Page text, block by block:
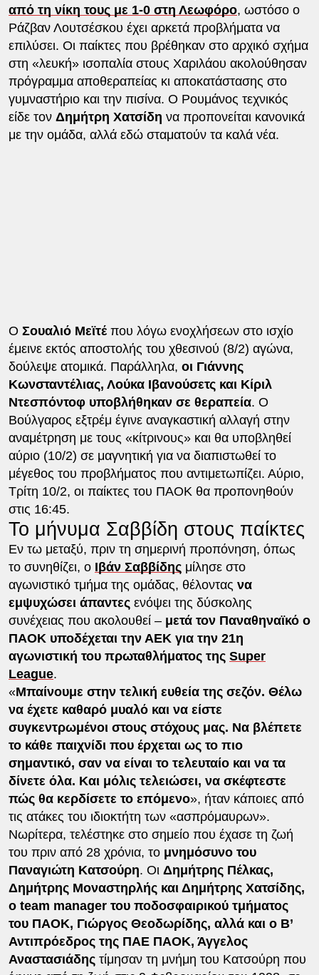
από τη νίκη τους με 1-0 στη Λεωφόρο, ωστόσο ο
Ράζβαν Λουτσέσκου έχει αρκετά προβλήματα να
επιλύσει. Οι παίκτες που βρέθηκαν στο αρχικό σχήμα
στη «λευκή» ισοπαλία στους Χαριλάου ακολούθησαν
πρόγραμμα αποθεραπείας κι αποκατάστασης στο
γυμναστήριο και την πισίνα. Ο Ρουμάνος τεχνικός
είδε τον Δημήτρη Χατσίδη να προπονείται κανονικά
με την ομάδα, αλλά εδώ σταματούν τα καλά νέα.
Ο Σουαλιό Μεϊτέπου λόγω ενοχλήσεων στο ισχίο
έμεινε εκτός αποστολής του χθεσινού (8/2) αγώνα,
δούλεψε ατομικά. Παράλληλα, οι Γιάννης
Κωνσταντέλιας, Λούκα Ιβανούσετς και Κίριλ
Ντεσπόντοφ υποβλήθηκαν σε θεραπεία. O
Βούλγαρος εξτρέμ έγινε αναγκαστική αλλαγή στην
αναμέτρηση με τους «κίτρινους» και θα υποβληθεί
αύριο (10/2) σε μαγνητική για να διαπιστωθεί το
μέγεθος του προβλήματος που αντιμετωπίζει. Αύριο,
Τρίτη 10/2, οι παίκτες του ΠΑΟΚ θα προπονηθούν
στις 16:45.
Το μήνυμα Σαββίδη στους παίκτες
Εν τω μεταξύ, πριν τη σημερινή προπόνηση, όπως
το συνηθίζει, ο Ιβάν Σαββίδηςμίλησε στο
αγωνιστικό τμήμα της ομάδας, θέλοντας να
εμψυχώσει άπαντεςενόψει της δύσκολης
συνέχειας που ακολουθεί – μετά τον Παναθηναϊκό ο
ΠΑΟΚ υποδέχεται την ΑΕΚ για την 21η
αγωνιστική του πρωταθλήματος της Super
League.
«Μπαίνουμε στην τελική ευθεία της σεζόν. Θέλω
να έχετε καθαρό μυαλό και να είστε
συγκεντρωμένοι στους στόχους μας. Να βλέπετε
το κάθε παιχνίδι που έρχεται ως το πιο
σημαντικό, σαν να είναι το τελευταίο και να τα
δίνετε όλα. Και μόλις τελειώσει, να σκέφτεστε
πώς θα κερδίσετε το επόμενο», ήταν κάποιες από
τις ατάκες του ιδιοκτήτη των «ασπρόμαυρων».
Νωρίτερα, τελέστηκε στο σημείο που έχασε τη ζωή
του πριν από 28 χρόνια, το μνημόσυνο του
Παναγιώτη Κατσούρη. Οι Δημήτρης Πέλκας,
Δημήτρης Μοναστηρλής και Δημήτρης Χατσίδης,
ο team manager του ποδοσφαιρικού τμήματος
του ΠΑΟΚ, Γιώργος Θεοδωρίδης, αλλά και ο Β’
Αντιπρόεδρος της ΠΑΕ ΠΑΟΚ, Άγγελος
Αναστασιάδηςτίμησαν τη μνήμη του Κατσούρη που